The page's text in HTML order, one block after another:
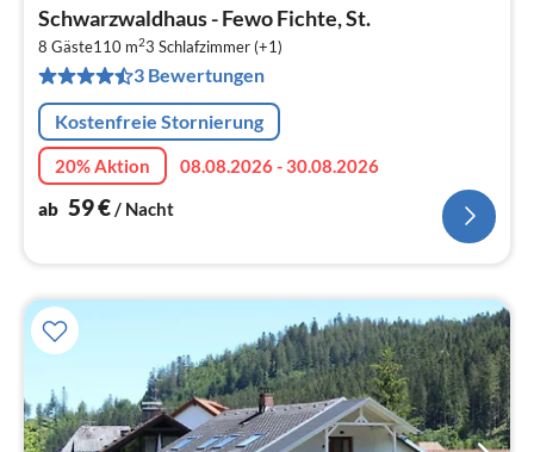
Schwarzwaldhaus - Fewo Fichte, St.
8 Gäste110 m23 Schlafzimmer (+1)
3 Bewertungen
Kostenfreie Stornierung
20% Aktion
08.08.2026 - 30.08.2026
ab 59€/ Nacht